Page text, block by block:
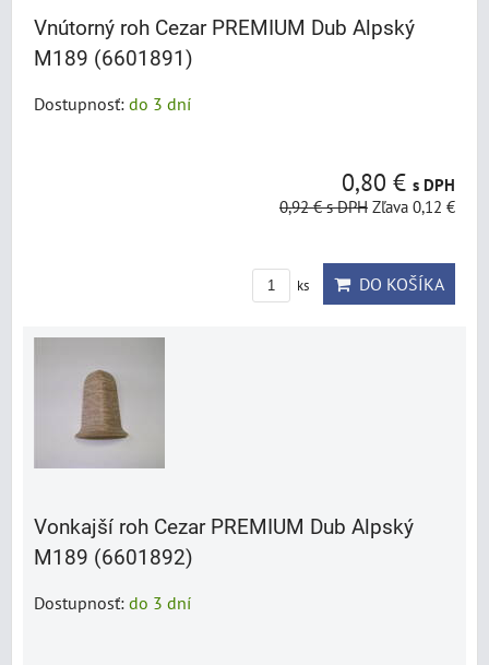
Vnútorný roh Cezar PREMIUM Dub Alpský
M189 (6601891)
Dostupnosť: do 3 dní
0,80 € s DPH
0,92 €s DPH Zľava 0,12 €
ks DO KOŠÍKA
Vonkajší roh Cezar PREMIUM Dub Alpský
M189 (6601892)
Dostupnosť: do 3 dní